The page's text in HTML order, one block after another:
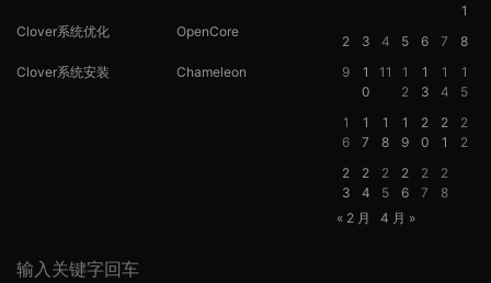
Clover系统优化
Clover系统安装
OpenCore
Chameleon
1
2
3 4 5 6 7
8
9
1
0
11
1
2
1
3
1
4
1
5
1
6
1
7
1
8
1
9
2
0
2
1
2
2
2
3
2
4
2
5
2
6
2
7
2
8
« 2 月
4 月 »
输入关键字回车